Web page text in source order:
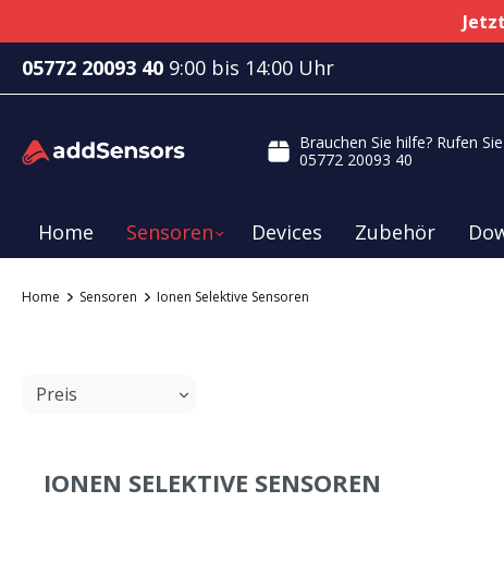
05772 20093 40 9:00 bis 14:00 Uhr
Brauchen Sie hilfe? Rufen
05772 20093 40
Home Sensoren Devices Zubehör
ZUR KATEGORIE SENSOREN
Natrium
Kalium
Home Sensoren Ionen Selektive Sensoren
Preis
IONEN SELEKTIVE SENSOREN